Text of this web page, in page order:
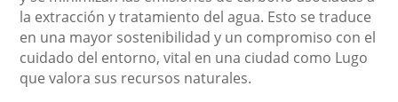
la extracción y tratamiento del agua. Esto se traduce
en una mayor sostenibilidad y un compromiso con el
cuidado del entorno, vital en una ciudad como Lugo
que valora sus recursos naturales.